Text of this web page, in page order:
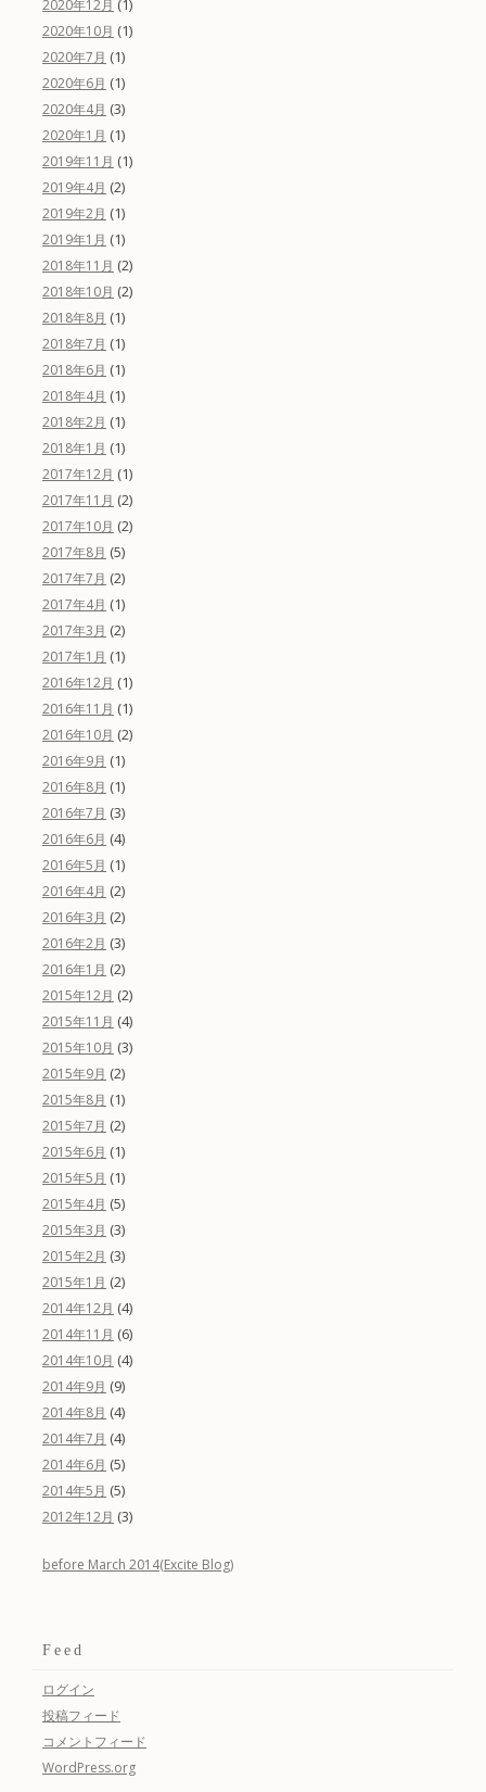
2020年12月
2020年10月 (1)
2020年7月 (1)
2020年6月 (1)
2020年4月 (3)
2020年1月 (1)
2019年11月 (1)
2019年4月 (2)
2019年2月 (1)
2019年1月 (1)
2018年11月 (2)
2018年10月 (2)
2018年8月 (1)
2018年7月 (1)
2018年6月 (1)
2018年4月 (1)
2018年2月 (1)
2018年1月 (1)
2017年12月 (1)
2017年11月 (2)
2017年10月 (2)
2017年8月 (5)
2017年7月 (2)
2017年4月 (1)
2017年3月 (2)
2017年1月 (1)
2016年12月 (1)
2016年11月 (1)
2016年10月 (2)
2016年9月 (1)
2016年8月 (1)
2016年7月 (3)
2016年6月 (4)
2016年5月 (1)
2016年4月 (2)
2016年3月 (2)
2016年2月 (3)
2016年1月 (2)
2015年12月 (2)
2015年11月 (4)
2015年10月 (3)
2015年9月 (2)
2015年8月 (1)
2015年7月 (2)
2015年6月 (1)
2015年5月 (1)
2015年4月 (5)
2015年3月 (3)
2015年2月 (3)
2015年1月 (2)
2014年12月 (4)
2014年11月 (6)
2014年10月 (4)
2014年9月 (9)
2014年8月 (4)
2014年7月 (4)
2014年6月 (5)
2014年5月 (5)
2012年12月 (3)
before March 2014(Excite Blog)
Feed
ログイン
投稿フィード
コメントフィード
WordPress.org